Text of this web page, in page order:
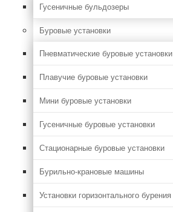
Гусеничные бульдозеры
Буровые установки
Пневматические буровые установки
Плавучие буровые установки
Мини буровые установки
Гусеничные буровые установки
Стационарные буровые установки
Бурильно-крановые машины
Установки горизонтального бурения